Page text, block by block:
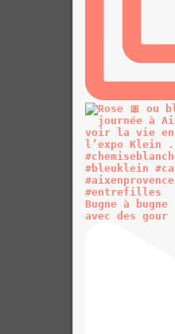
Bugne à
avec des gour